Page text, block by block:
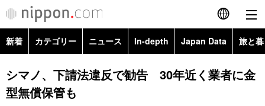
English
简体字
新着 カテゴリー ニュース In-depth Japan Data 旅と
政治・外交
経済・ビジネス
Topics
シマノ、下請法違反で勧告 30年近く業者に金
型無償保管も